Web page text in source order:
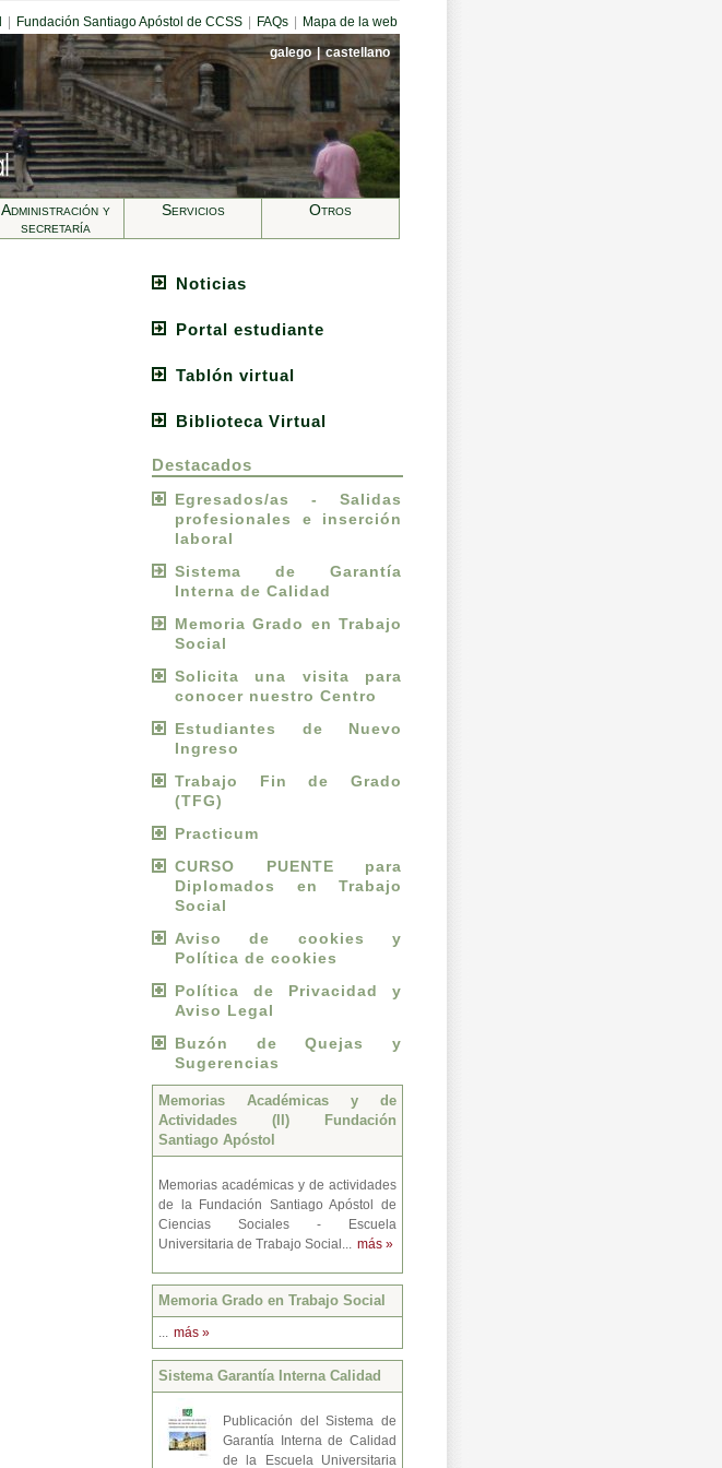
Fundación Santiago Apóstol de CCSS FAQs
Mapa de la web
galego|castellano
Administración y
secretarí­a
Servicios Otros
Noticias
Portal estudiante
Tablón virtual
Biblioteca Virtual
Destacados
Egresados/as - Salidas
profesionales e inserción
laboral
Sistema de Garantía
Interna de Calidad
Memoria Grado en Trabajo
Social
Solicita una visita para
conocer nuestro Centro
Estudiantes de Nuevo
Ingreso
Trabajo Fin de Grado
(TFG)
Practicum
CURSO PUENTE para
Diplomados en Trabajo
Social
Aviso de cookies y
Política de cookies
Política de Privacidad y
Aviso Legal
Buzón de Quejas y
Sugerencias
Memorias Académicas y de
Actividades (II) Fundación
Santiago Apóstol
Memorias académicas y de actividades
de la Fundación Santiago Apóstol de
Ciencias Sociales - Escuela
Universitaria de Trabajo Social... más »
Memoria Grado en Trabajo Social
... más »
Sistema Garantía Interna Calidad
Publicación del Sistema de
Garantía Interna de Calidad
de la Escuela Universitaria